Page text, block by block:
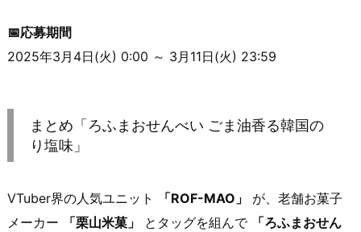
📅応募期間
2025年3月4日(火) 0:00 ～ 3月11日(火) 23:59
まとめ「ろふまおせんべい ごま油香る韓国の
り塩味」
VTuber界の人気ユニット 「ROF-MAO」
が、老舗お菓子
メーカー
「栗山米菓」 とタッグを組んで
「ろふまおせん